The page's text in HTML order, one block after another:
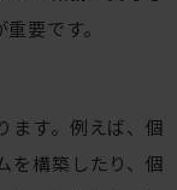
要です。
ます。例えば、個
を構築したり、個